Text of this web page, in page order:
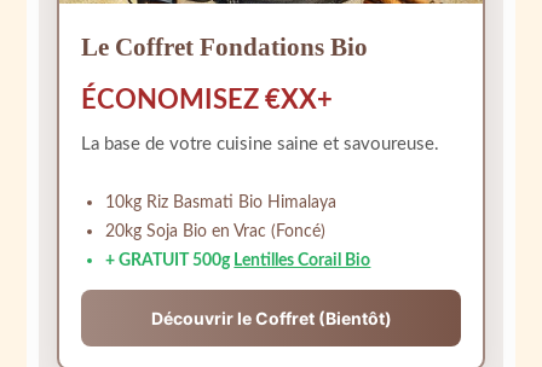
Le Coffret Fondations Bio
ÉCONOMISEZ €XX+
La base de votre cuisine saine et savoureuse.
10kg Riz Basmati Bio Himalaya
20kg Soja Bio en Vrac (Foncé)
+ GRATUIT 500g Lentilles Corail Bio
Découvrir le Coffret (Bientôt)